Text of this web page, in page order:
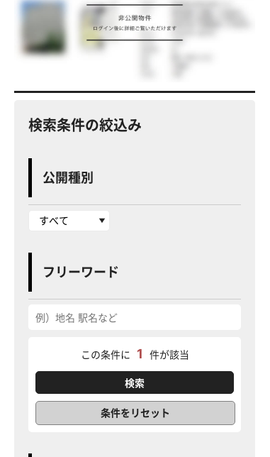
検索条件の絞込み
公開種別
フリーワード
この条件に 1 件が該当
条件をリセット